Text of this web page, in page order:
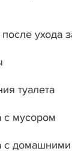
ухода
туалета
с мусором
с